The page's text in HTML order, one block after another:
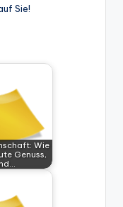
Sie!
Wie
Genuss,